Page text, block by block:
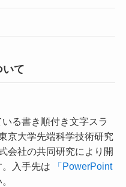
いて
る書き順付き文字スラ
京大学先端科学技術研究
会社の共同研究により開
入手先は
「PowerPoint